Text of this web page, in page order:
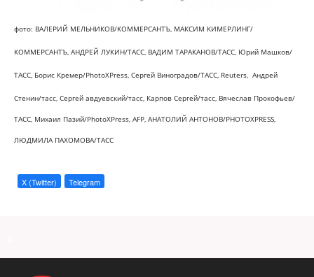
фото: ВАЛЕРИЙ МЕЛЬНИКОВ/КОММЕРСАНТЪ, МАКСИМ КИМЕРЛИНГ/
КОММЕРСАНТЪ, АНДРЕЙ ЛУКИН/ТАСС, ВАДИМ ТАРАКАНОВ/ТАСС, Юрий Машков/
ТАСС, Борис Кремер/PhotoXPress, Сергей Виноградов/ТАСС, Reuters, Андрей
Стенин/тасс, Сергей авдуевский/тасс, Карпов Сергей/тасс, Вячеслав Прокофьев/
ТАСС, Михаил Пазий/PhotoXPress, AFP, АНАТОЛИЙ АНТОНОВ/PHOTOXPRESS,
ЛЮДМИЛА ПАХОМОВА/ТАСС
X (Twitter) Telegram